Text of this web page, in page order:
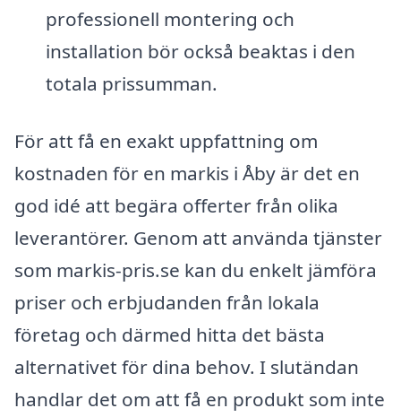
professionell montering och
installation bör också beaktas i den
totala prissumman.
För att få en exakt uppfattning om
kostnaden för en markis i Åby är det en
god idé att begära offerter från olika
leverantörer. Genom att använda tjänster
som markis-pris.se kan du enkelt jämföra
priser och erbjudanden från lokala
företag och därmed hitta det bästa
alternativet för dina behov. I slutändan
handlar det om att få en produkt som inte